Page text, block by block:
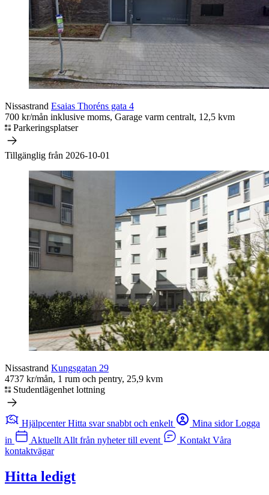
Nissastrand Esaias Thoréns gata 4
700 kr/mån inklusive moms, Garage varm centralt, 12,5 kvm
Parkeringsplatser
Tillgänglig från 2026-10-01
Nissastrand Kungsgatan 29
4737 kr/mån, 1 rum och pentry, 25,9 kvm
Studentlägenhet lottning
Hjälpcenter Hitta svar snabbt och enkelt Mina sidor Logga
in
Aktuellt Allt från nyheter till event Kontakt Våra
kontaktvägar
Hitta ledigt